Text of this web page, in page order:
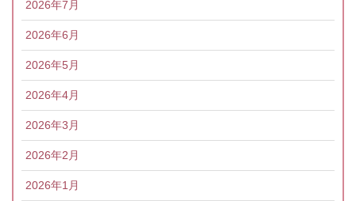
2026年7月
2026年6月
2026年5月
2026年4月
2026年3月
2026年2月
2026年1月